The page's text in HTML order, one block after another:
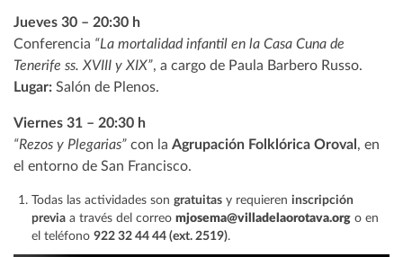
Jueves 30 – 20:30 h
Conferencia “La mortalidad infantil en la Casa Cuna de
Tenerife ss. XVIII y XIX”, a cargo de Paula Barbero Russo.
Lugar: Salón de Plenos.
Viernes 31 – 20:30 h
“Rezos y Plegarias” con la Agrupación Folklórica Oroval , en
el entorno de San Francisco.
Todas las actividades son gratuitas y requieren inscripción
previa a través del correo mjosema@villadelaorotava.org o en
el teléfono 922 32 44 44 (ext. 2519).